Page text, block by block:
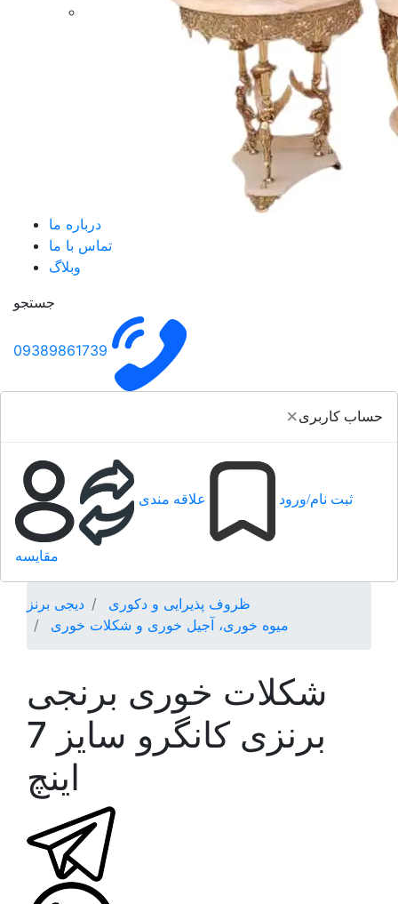
درباره ما
تماس با ما
وبلاگ
جستجو
09389861739
×حساب کاربری
ثبت نام/ورود علاقه مندی
مقایسه
دیجی برنز
ظروف پذیرایی و دکوری
میوه خوری، آجیل خوری و شکلات خوری
شکلات خوری برنجی
برنزی کانگرو سایز 7
اينچ